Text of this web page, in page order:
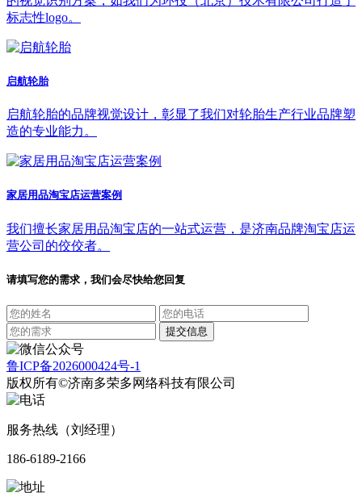
标志性logo。
启航轮胎
启航轮胎的品牌视觉设计，彰显了我们对轮胎生产行业品牌塑
造的专业能力。
家居用品淘宝店运营案例
我们擅长家居用品淘宝店的一站式运营，是济南品牌淘宝店运
营公司的佼佼者。
请填写您的需求，我们会尽快给您回复
鲁ICP备2026000424号-1
版权所有©济南多荣多网络科技有限公司
服务热线（刘经理）
186-6189-2166